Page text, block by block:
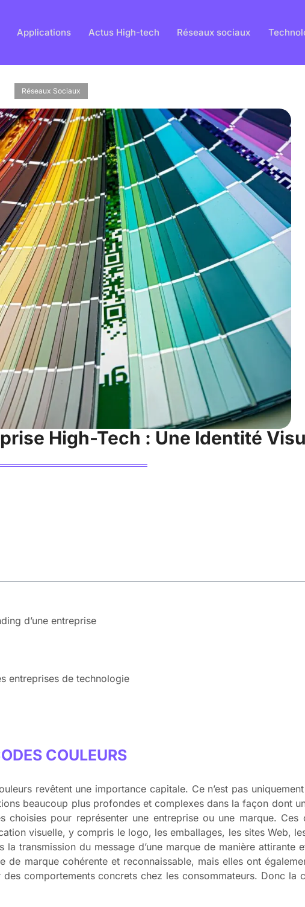
Applications Actus High-tech Réseaux sociaux
Réseaux Sociaux
High-Tech : Une Identité
d’une entreprise
entreprises de technologie
COULEURS
revêtent une importance capitale. Ce n’est pas
beaucoup plus profondes et complexes dans la façon dont
pour représenter une entreprise ou une marque. Ces
visuelle, y compris le logo, les emballages, les sites Web,
transmission du message d’une marque de manière attirante
de marque cohérente et reconnaissable, mais elles ont
comportements concrets chez les consommateurs. Donc la